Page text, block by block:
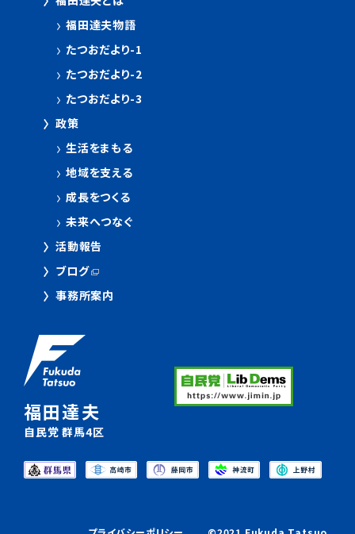
福田達夫物語
たつおだより-1
たつおだより-2
たつおだより-3
政策
生活をまもる
地域を支える
成長をつくる
未来へつなぐ
活動報告
ブログ
事務所案内
福田達夫
自民党 群馬4区